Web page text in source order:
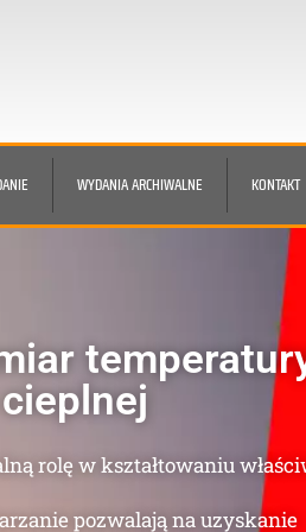
WYDANIA ARCHIWALNE KONTAKT